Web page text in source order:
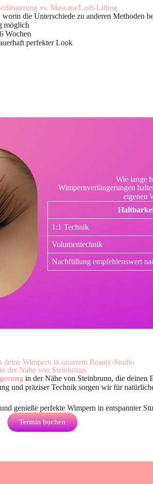
vs. Mascara/Lash-Lifting
die Unterschiede zu anderen Methoden
möglich
Wochen
perfekter Look
Wie lange
Wimpernverlängerungen
eigenen
1:1 Technik
Volumentechnik
Nachfüllung empfehlenswert
deine Wimpern in unserem Beauty-Studio
in der Nähe von Steinbrunn
in der Nähe von Steinbrunn, die deinen
und präziser Technik sorgen wir für
und genieße perfekte Wimpern in entspannter
Termin buchen